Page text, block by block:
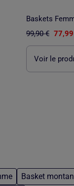
Baskets
99,90 €
Voir le
Basket